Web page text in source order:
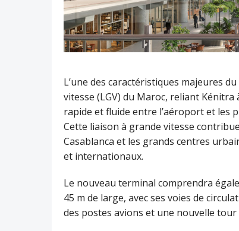
L’une des caractéristiques majeures
vitesse (LGV) du Maroc, reliant
rapide et fluide entre l’aéroport et les
Cette liaison à grande vitesse
Casablanca et les grands centres
et internationaux.
Le nouveau terminal comprendra
45 m de large, avec ses voies de
des postes avions et une nouvelle tour